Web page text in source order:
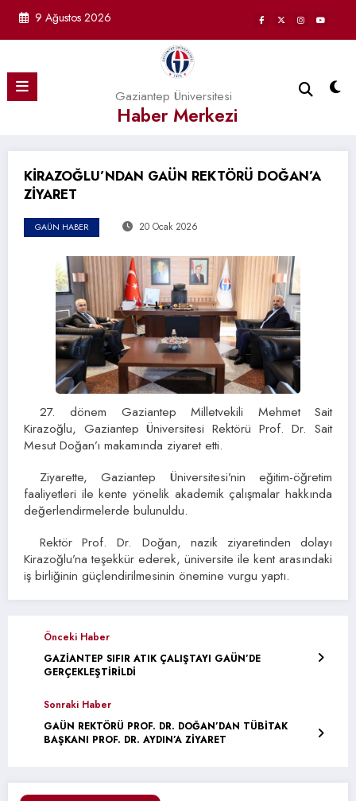
9 Ağustos 2026
Gaziantep Üniversitesi
Haber Merkezi
KİRAZOĞLU’NDAN GAÜN REKTÖRÜ DOĞAN’A
ZİYARET
GAÜN HABER 20 Ocak 2026
27. dönem Gaziantep Milletvekili Mehmet Sait
Kirazoğlu, Gaziantep Üniversitesi Rektörü Prof. Dr. Sait
Mesut Doğan’ı makamında ziyaret etti.
Ziyarette, Gaziantep Üniversitesi’nin eğitim-öğretim
faaliyetleri ile kente yönelik akademik çalışmalar hakkında
değerlendirmelerde bulunuldu.
Rektör Prof. Dr. Doğan, nazik ziyaretinden dolayı
Kirazoğlu’na teşekkür ederek, üniversite ile kent arasındaki
iş birliğinin güçlendirilmesinin önemine vurgu yaptı.
Önceki Haber
GAZİANTEP SIFIR ATIK ÇALIŞTAYI GAÜN’DE
GERÇEKLEŞTİRİLDİ
Sonraki Haber
GAÜN REKTÖRÜ PROF. DR. DOĞAN’DAN TÜBİTAK
BAŞKANI PROF. DR. AYDIN’A ZİYARET